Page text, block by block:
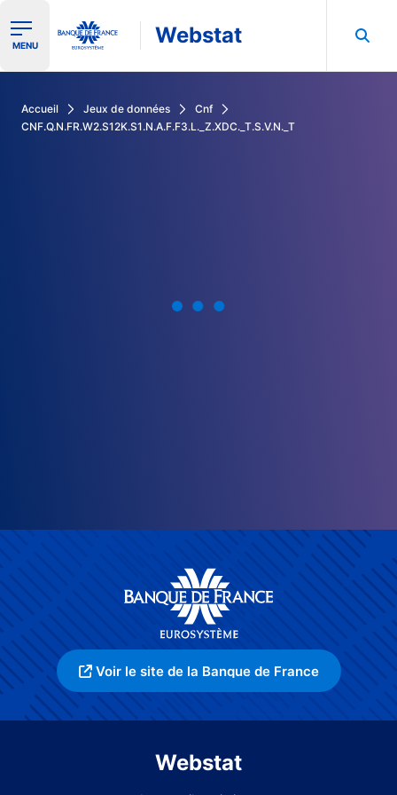
Ouvrir le menu de navigation
MENU Webstat
Accueil Jeux de données
Cnf
CNF.Q.N.FR.W2.S12K.S1.N.A.F.F3.L._Z.XDC._T.S.V.N._T
Voir le site de la Banque de France
Webstat